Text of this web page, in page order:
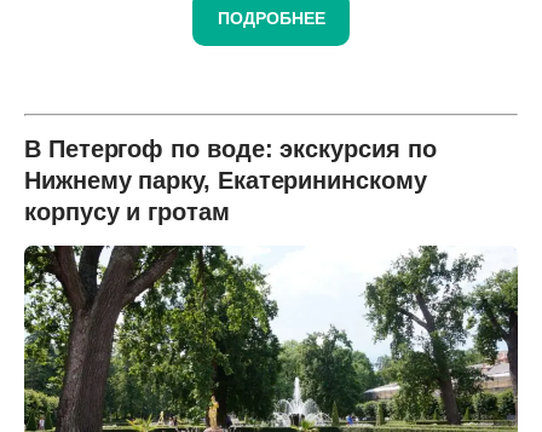
ПОДРОБНЕЕ
В Петергоф по воде: экскурсия по
Нижнему парку, Екатерининскому
корпусу и гротам